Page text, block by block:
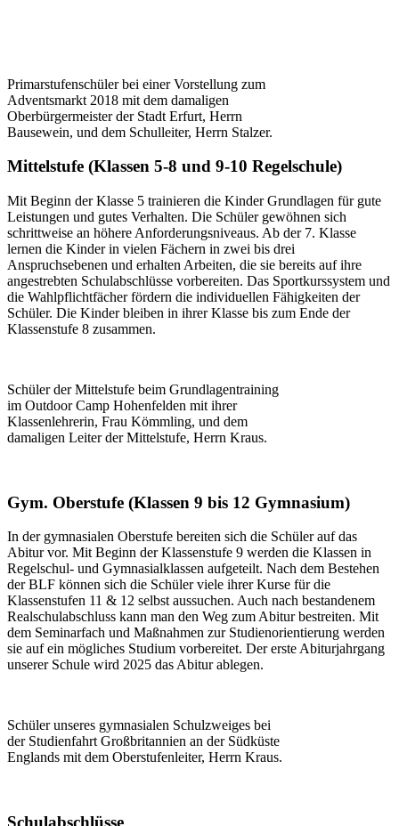
Primarstufenschüler bei einer Vorstellung zum
Adventsmarkt 2018 mit dem damaligen
Oberbürgermeister der Stadt Erfurt, Herrn
Bausewein, und dem Schulleiter, Herrn Stalzer.
Mittelstufe (Klassen 5-8 und 9-10 Regelschule)
Mit Beginn der Klasse 5 trainieren die Kinder Grundlagen für gute
Leistungen und gutes Verhalten. Die Schüler gewöhnen sich
schrittweise an höhere Anforderungsniveaus. Ab der 7. Klasse
lernen die Kinder in vielen Fächern in zwei bis drei
Anspruchsebenen und erhalten Arbeiten, die sie bereits auf ihre
angestrebten Schulabschlüsse vorbereiten. Das Sportkurssystem und
die Wahlpflichtfächer fördern die individuellen Fähigkeiten der
Schüler. Die Kinder bleiben in ihrer Klasse bis zum Ende der
Klassenstufe 8 zusammen.
Schüler der Mittelstufe beim Grundlagentraining
im Outdoor Camp Hohenfelden mit ihrer
Klassenlehrerin, Frau Kömmling, und dem
damaligen Leiter der Mittelstufe, Herrn Kraus.
Gym. Oberstufe (Klassen 9 bis 12 Gymnasium)
In der gymnasialen Oberstufe bereiten sich die Schüler auf das
Abitur vor. Mit Beginn der Klassenstufe 9 werden die Klassen in
Regelschul- und Gymnasialklassen aufgeteilt. Nach dem Bestehen
der BLF können sich die Schüler viele ihrer Kurse für die
Klassenstufen 11 & 12 selbst aussuchen. Auch nach bestandenem
Realschulabschluss kann man den Weg zum Abitur bestreiten. Mit
dem Seminarfach und Maßnahmen zur Studienorientierung werden
sie auf ein mögliches Studium vorbereitet. Der erste Abiturjahrgang
unserer Schule wird 2025 das Abitur ablegen.
Schüler unseres gymnasialen Schulzweiges bei
der Studienfahrt Großbritannien an der Südküste
Englands mit dem Oberstufenleiter, Herrn Kraus.
Schulabschlüsse